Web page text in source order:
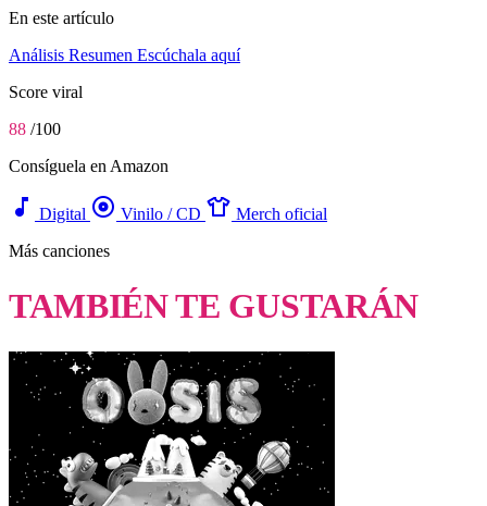
En este artículo
Análisis Resumen Escúchala aquí
Score viral
88 /100
Consíguela en Amazon
music_note Digital album Vinilo / CD apparel Merch oficial
Más canciones
TAMBIÉN TE GUSTARÁN